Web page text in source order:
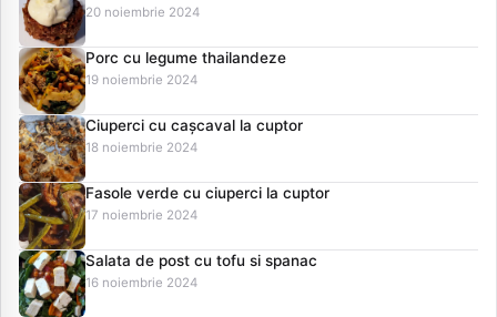
20 noiembrie 2024
Porc cu legume thailandeze
19 noiembrie 2024
Ciuperci cu cașcaval la cuptor
18 noiembrie 2024
Fasole verde cu ciuperci la cuptor
17 noiembrie 2024
Salata de post cu tofu si spanac
16 noiembrie 2024